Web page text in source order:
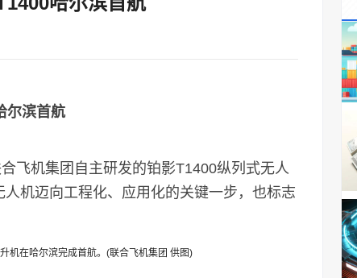
尔滨首航
机集团自主研发的铂影T1400纵列式无人
机迈向工程化、应用化的关键一步，也标志
机在哈尔滨完成首航。(联合飞机集团 供图)